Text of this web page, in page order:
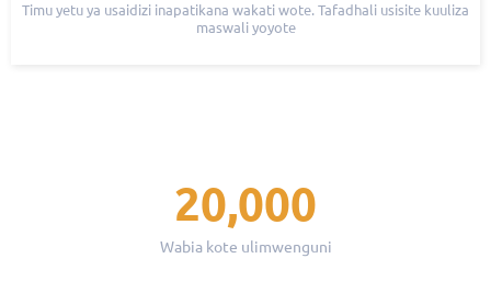
Timu yetu ya usaidizi inapatikana wakati wote. Tafadhali usisite kuuliza
maswali yoyote
20,000
Wabia kote ulimwenguni